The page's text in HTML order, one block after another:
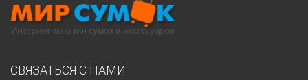
СВЯЗАТЬСЯ С НАМИ